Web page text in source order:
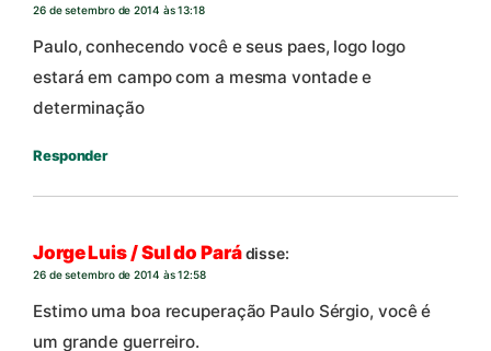
26 de setembro de 2014 às 13:18
Paulo, conhecendo você e seus paes, logo logo
estará em campo com a mesma vontade e
determinação
Responder
Jorge Luis / Sul do Parádisse:
26 de setembro de 2014 às 12:58
Estimo uma boa recuperação Paulo Sérgio, você é
um grande guerreiro.